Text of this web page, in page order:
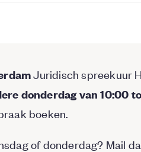
Juridisch spreekuur
donderdag van 10:00
boeken.
of donderdag? Mail